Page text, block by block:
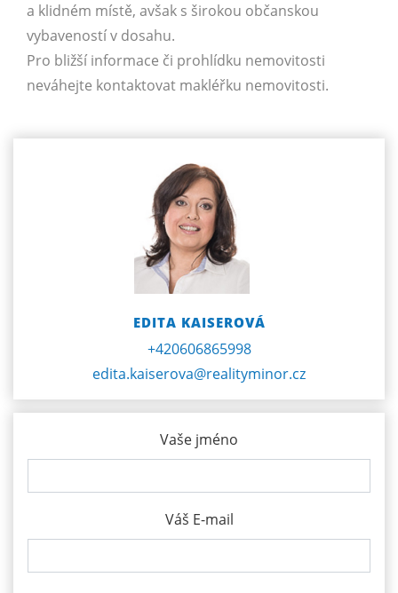
a klidném místě, avšak s širokou občanskou
vybaveností v dosahu.
Pro bližší informace či prohlídku nemovitosti
neváhejte kontaktovat makléřku nemovitosti.
EDITA KAISEROVÁ
+420606865998
edita.kaiserova@realityminor.cz
Vaše jméno
Váš E-mail